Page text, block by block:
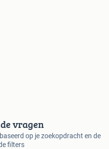
vragen
op je zoekopdracht en de
filters